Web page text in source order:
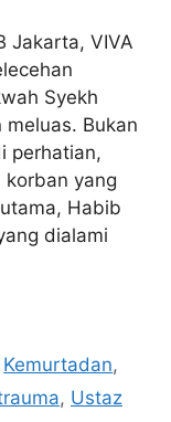
Jakarta, VIVA
Syekh
Bukan
perhatian,
yang
Habib
dialami
Kemurtadan,
, Ustaz